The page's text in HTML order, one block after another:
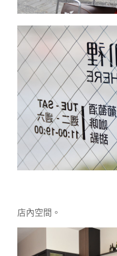
店內空間。